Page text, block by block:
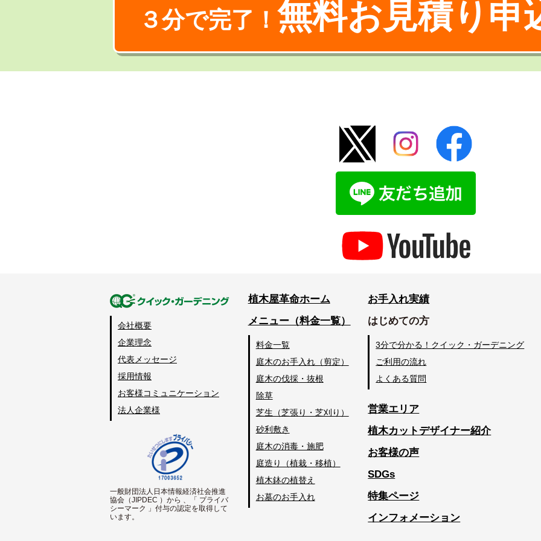
３分で完了！ 無料お見積り申
会社概要
企業理念
代表メッセージ
採用情報
お客様コミュニケーション
法人企業様
一般財団法人日本情報経済社会推進
協会（JIPDEC ）から 、「 プライバ
シーマーク 」付与の認定を取得して
います。
植木屋革命ホーム
メニュー（料金一覧）
料金一覧
庭木のお手入れ（剪定）
庭木の伐採・抜根
除草
芝生（芝張り・芝刈り）
砂利敷き
庭木の消毒・施肥
庭造り（植栽・移植）
植木鉢の植替え
お墓のお手入れ
お手入れ実績
はじめての方
3分で分かる！クイック・ガーデニング
ご利用の流れ
よくある質問
営業エリア
植木カットデザイナー紹介
お客様の声
SDGs
特集ページ
インフォメーション